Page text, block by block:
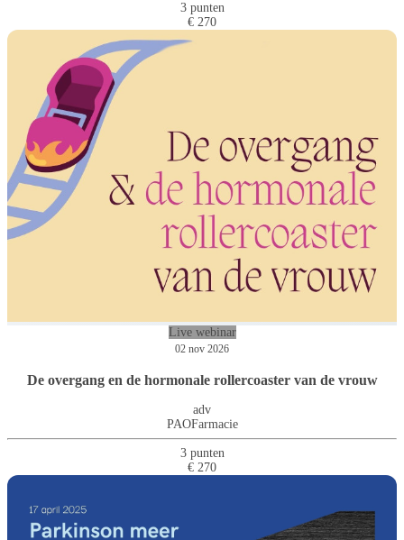
3 punten
€ 270
Live webinar
02 nov 2026
De overgang en de hormonale rollercoaster van de vrouw
adv
PAOFarmacie
3 punten
€ 270